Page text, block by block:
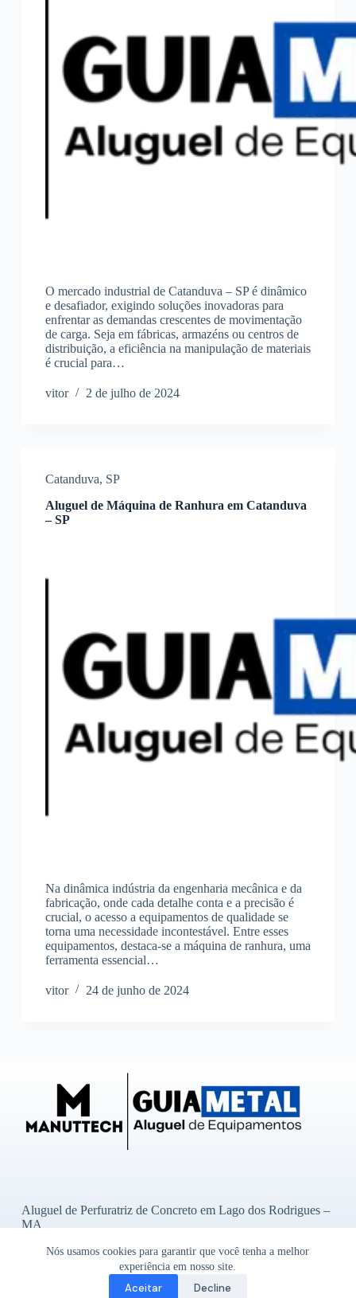
Nós usamos cookies para garantir que você tenha a melhor
experiência em nosso site.
Aceitar Decline
O mercado industrial de Catanduva – SP é dinâmico
e desafiador, exigindo soluções inovadoras para
enfrentar as demandas crescentes de movimentação
de carga. Seja em fábricas, armazéns ou centros de
distribuição, a eficiência na manipulação de materiais
é crucial para…
vitor 2 de julho de 2024
Catanduva, SP
Aluguel de Máquina de Ranhura em Catanduva
– SP
Na dinâmica indústria da engenharia mecânica e da
fabricação, onde cada detalhe conta e a precisão é
crucial, o acesso a equipamentos de qualidade se
torna uma necessidade incontestável. Entre esses
equipamentos, destaca-se a máquina de ranhura, uma
ferramenta essencial…
vitor 24 de junho de 2024
Aluguel de Perfuratriz de Concreto em Lago dos Rodrigues –
MA
Aluguel de Perfuratriz de Concreto em Bady Bassitt – SP
Aluguel de Perfuratriz de Concreto em Alto Garças – MT
Aluguel de Perfuratriz de Concreto em Godoy Moreira – PR